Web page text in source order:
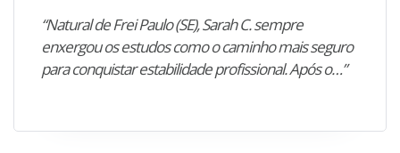
“Natural de Frei Paulo (SE), Sarah C. sempre
enxergou os estudos como o caminho mais seguro
para conquistar estabilidade profissional. Após o…”